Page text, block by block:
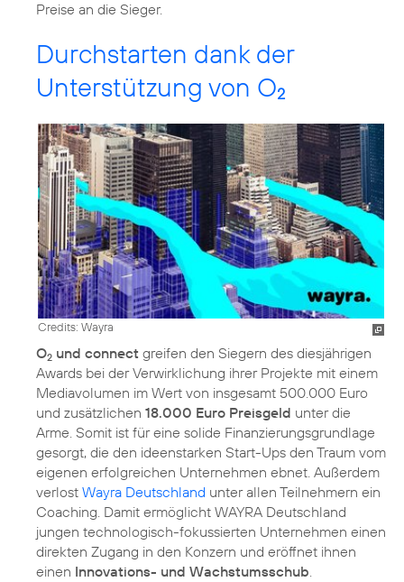
Preise an die Sieger.
Durchstarten dank der
Unterstützung von O2
Credits: Wayra
O2 und connect greifen den Siegern des diesjährigen
Awards bei der Verwirklichung ihrer Projekte mit einem
Mediavolumen im Wert von insgesamt 500.000 Euro
und zusätzlichen 18.000 Euro Preisgeld unter die
Arme. Somit ist für eine solide Finanzierungsgrundlage
gesorgt, die den ideenstarken Start-Ups den Traum vom
eigenen erfolgreichen Unternehmen ebnet. Außerdem
verlost Wayra Deutschland unter allen Teilnehmern ein
Coaching. Damit ermöglicht WAYRA Deutschland
jungen technologisch-fokussierten Unternehmen einen
direkten Zugang in den Konzern und eröffnet ihnen
einen Innovations- und Wachstumsschub.